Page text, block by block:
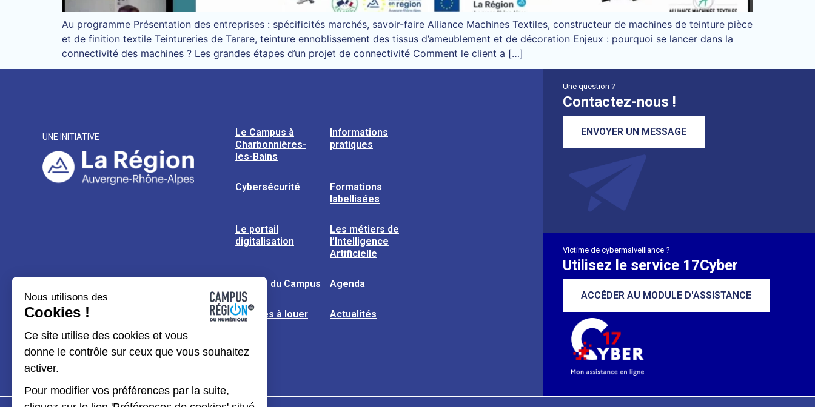
Au programme Présentation des entreprises : spécificités marchés, savoir-faire Alliance Machines Textiles, constructeur de machines de teinture pièce
et de finition textile Teintureries de Tarare, teinture ennoblissement des tissus d’ameublement et de décoration Enjeux : pourquoi se lancer dans la
connectivité des machines ? Les grandes étapes d’un projet de connectivité Comment le client a […]
UNE INITIATIVE
Le Campus à
Charbonnières-
les-Bains
Informations
pratiques
Cybersécurité
Formations
labellisées
Le portail
digitalisation
Les métiers de
l’Intelligence
Artificielle
L’usine du Campus Agenda
Espaces à louer Actualités
Une question ?
Contactez-nous !
ENVOYER UN MESSAGE
Victime de cybermalveillance ?
Utilisez le service 17Cyber
ACCÉDER AU MODULE D'ASSISTANCE
Nous utilisons des
Cookies !
Ce site utilise des cookies et vous
donne le contrôle sur ceux que vous souhaitez
activer.
Pour modifier vos préférences par la suite,